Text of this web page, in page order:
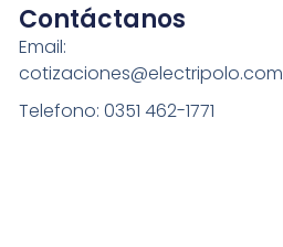
Contáctanos
Email:
cotizaciones@electripolo.com
Telefono: 0351 462-1771